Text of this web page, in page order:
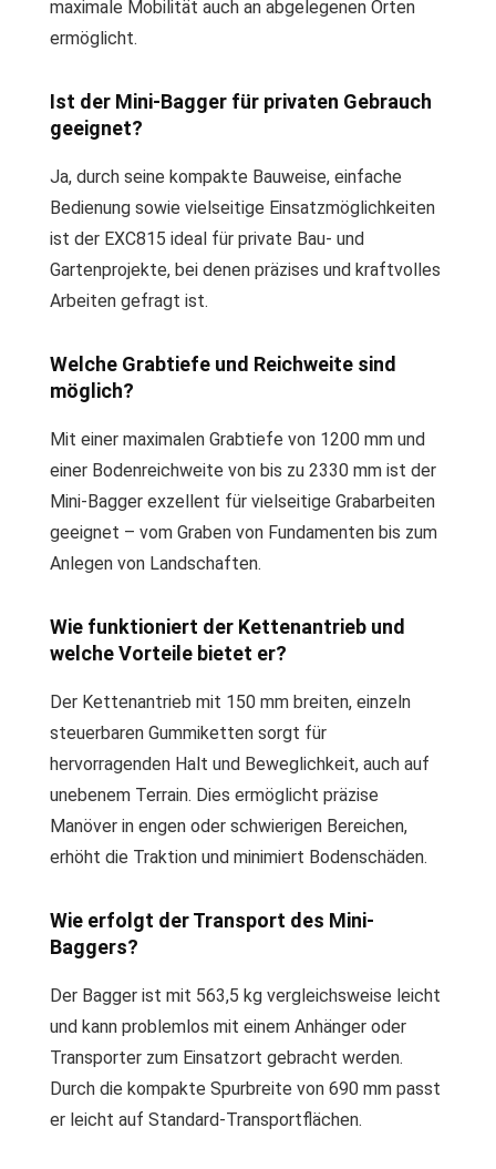
maximale Mobilität auch an abgelegenen Orten
ermöglicht.
Ist der Mini-Bagger für privaten Gebrauch
geeignet?
Ja, durch seine kompakte Bauweise, einfache
Bedienung sowie vielseitige Einsatzmöglichkeiten
ist der EXC815 ideal für private Bau- und
Gartenprojekte, bei denen präzises und kraftvolles
Arbeiten gefragt ist.
Welche Grabtiefe und Reichweite sind
möglich?
Mit einer maximalen Grabtiefe von 1200 mm und
einer Bodenreichweite von bis zu 2330 mm ist der
Mini-Bagger exzellent für vielseitige Grabarbeiten
geeignet – vom Graben von Fundamenten bis zum
Anlegen von Landschaften.
Wie funktioniert der Kettenantrieb und
welche Vorteile bietet er?
Der Kettenantrieb mit 150 mm breiten, einzeln
steuerbaren Gummiketten sorgt für
hervorragenden Halt und Beweglichkeit, auch auf
unebenem Terrain. Dies ermöglicht präzise
Manöver in engen oder schwierigen Bereichen,
erhöht die Traktion und minimiert Bodenschäden.
Wie erfolgt der Transport des Mini-
Baggers?
Der Bagger ist mit 563,5 kg vergleichsweise leicht
und kann problemlos mit einem Anhänger oder
Transporter zum Einsatzort gebracht werden.
Durch die kompakte Spurbreite von 690 mm passt
er leicht auf Standard-Transportflächen.